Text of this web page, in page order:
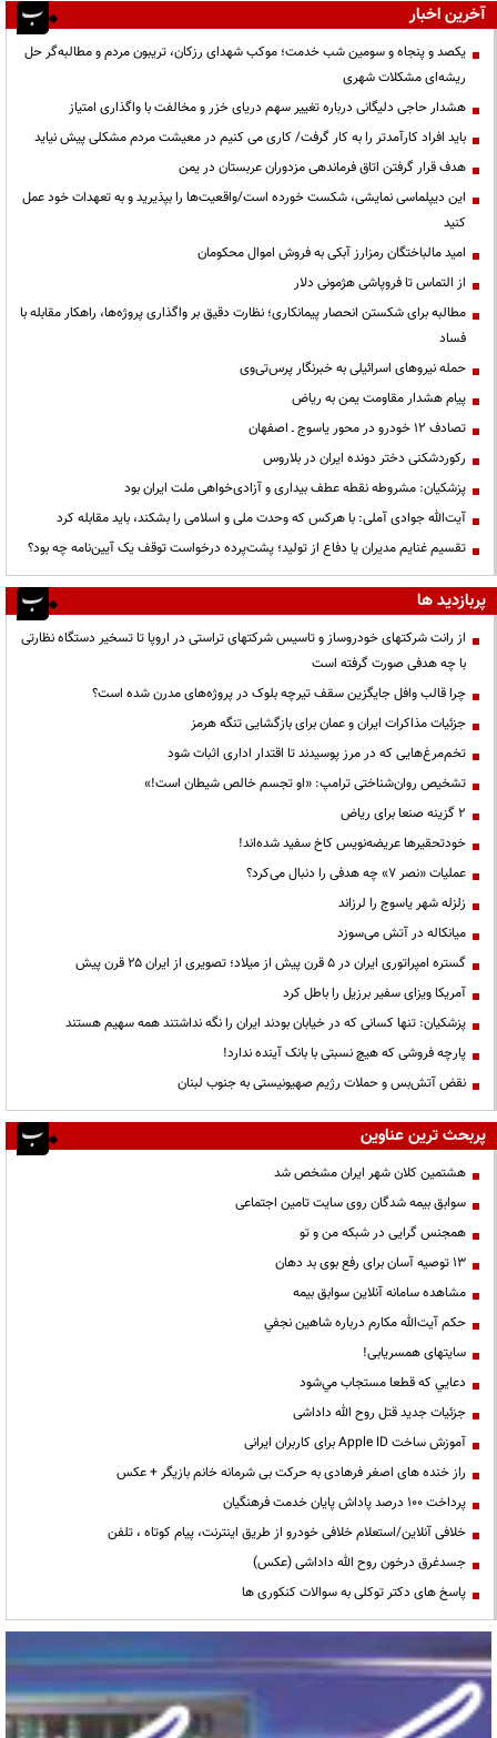
آخرین اخبار
یکصد و پنجاه و سومین شب خدمت؛ موکب شهدای رزکان، تریبون مردم و مطالبه‌گر حل
ریشه‌ای مشکلات شهری
هشدار حاجی دلیگانی درباره تغییر سهم دریای خزر و مخالفت با واگذاری امتیاز
باید افراد کارآمدتر را به کار گرفت/ کاری می کنیم در معیشت مردم مشکلی پیش نیاید
هدف قرار گرفتن اتاق‌ فرماندهی مزدوران عربستان در یمن
این دیپلماسی نمایشی، شکست خورده است/واقعیت‌ها را بپذیرید و به تعهدات خود عمل
کنید
امید مالباختگان رمزارز آبکی به فروش اموال محکومان
از التماس تا فروپاشی هژمونی دلار
مطالبه برای شکستن انحصار پیمانکاری؛ نظارت دقیق بر واگذاری پروژه‌ها، راهکار مقابله با
فساد
حمله نیروهای اسرائیلی به خبرنگار پرس‌تی‌وی
پیام هشدار مقاومت یمن به ریاض
تصادف ۱۲ خودرو در محور یاسوج ـ اصفهان
رکوردشکنی دختر دونده ایران در بلاروس
پزشکیان: مشروطه نقطه عطف بیداری و آزادی‌خواهی ملت ایران بود
آیت‌الله جوادی آملی: با هرکس که وحدت ملی و اسلامی را بشکند، باید مقابله کرد
تقسیم غنایم مدیران یا دفاع از تولید؛ پشت‌پرده درخواست توقف یک آیین‌نامه چه بود؟
پربازدید ها
از رانت‌ شرکتهای خودروساز و تاسیس شرکتهای تراستی در اروپا تا تسخیر دستگاه نظارتی
با چه هدفی صورت گرفته است
چرا قالب وافل جایگزین سقف تیرچه بلوک در پروژه‌های مدرن شده است؟
جزئیات مذاکرات ایران و عمان برای بازگشایی تنگه هرمز
تخم‌مرغ‌هایی که در مرز پوسیدند تا اقتدار اداری اثبات شود
تشخیص روان‌شناختی ترامپ: «او تجسم خالص شیطان است!»
۲ گزینه صنعا برای ریاض
خودتحقیرها عریضه‌نویس کاخ سفید شده‌اند!
عملیات «نصر ۷» چه هدفی را دنبال می‌کرد؟
زلزله شهر یاسوج را لرزاند
میانکاله در آتش می‌سوزد
گستره امپراتوری ایران در ۵ قرن پیش از میلاد؛ تصویری از ایران ۲۵ قرن پیش
آمریکا ویزای سفیر برزیل را باطل کرد
پزشکیان: تنها کسانی که در خیابان بودند ایران را نگه نداشتند همه سهیم هستند
پارچه فروشی که هیچ نسبتی با بانک آینده ندارد!
نقض آتش‌بس و حملات رژیم صهیونیستی به جنوب لبنان
پربحث ترین عناوین
هشتمین کلان شهر ایران مشخص شد
سوابق بیمه شدگان روی سایت تامین اجتماعی
همجنس گرایی در شبکه من و تو
13 توصیه آسان برای رفع بوی بد دهان
مشاهده سامانه آنلاين سوابق بیمه
حكم آيت‌الله مكارم درباره شاهين نجفي
سایتهای همسریابی!
دعايي كه قطعا مستجاب مي‌شود
جزئیات جدید قتل روح الله داداشی
آموزش ساخت Apple ID برای کاربران ایرانی
راز خنده های اصغر فرهادی به حرکت بی شرمانه خانم بازیگر + عکس
پرداخت ۱۰۰ درصد پاداش پایان خدمت فرهنگیان
خلافی آنلاین/استعلام خلافی خودرو از طریق اینترنت، پیام کوتاه ، تلفن
جسدغرق درخون روح الله داداشی (عکس)
پاسخ های دکتر توکلی به سوالات کنکوری ها